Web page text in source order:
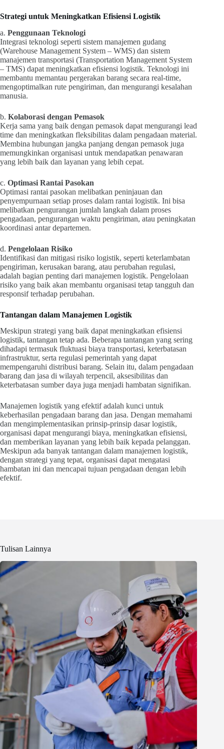
Strategi untuk Meningkatkan Efisiensi Logistik
a. Penggunaan Teknologi
Integrasi teknologi seperti sistem manajemen gudang
(Warehouse Management System – WMS) dan sistem
manajemen transportasi (Transportation Management System
– TMS) dapat meningkatkan efisiensi logistik. Teknologi ini
membantu memantau pergerakan barang secara real-time,
mengoptimalkan rute pengiriman, dan mengurangi kesalahan
manusia.
b. Kolaborasi dengan Pemasok
Kerja sama yang baik dengan pemasok dapat mengurangi lead
time dan meningkatkan fleksibilitas dalam pengadaan material.
Membina hubungan jangka panjang dengan pemasok juga
memungkinkan organisasi untuk mendapatkan penawaran
yang lebih baik dan layanan yang lebih cepat.
c. Optimasi Rantai Pasokan
Optimasi rantai pasokan melibatkan peninjauan dan
penyempurnaan setiap proses dalam rantai logistik. Ini bisa
melibatkan pengurangan jumlah langkah dalam proses
pengadaan, pengurangan waktu pengiriman, atau peningkatan
koordinasi antar departemen.
d. Pengelolaan Risiko
Identifikasi dan mitigasi risiko logistik, seperti keterlambatan
pengiriman, kerusakan barang, atau perubahan regulasi,
adalah bagian penting dari manajemen logistik. Pengelolaan
risiko yang baik akan membantu organisasi tetap tangguh dan
responsif terhadap perubahan.
Tantangan dalam Manajemen Logistik
Meskipun strategi yang baik dapat meningkatkan efisiensi
logistik, tantangan tetap ada. Beberapa tantangan yang sering
dihadapi termasuk fluktuasi biaya transportasi, keterbatasan
infrastruktur, serta regulasi pemerintah yang dapat
mempengaruhi distribusi barang. Selain itu, dalam pengadaan
barang dan jasa di wilayah terpencil, aksesibilitas dan
keterbatasan sumber daya juga menjadi hambatan signifikan.
Manajemen logistik yang efektif adalah kunci untuk
keberhasilan pengadaan barang dan jasa. Dengan memahami
dan mengimplementasikan prinsip-prinsip dasar logistik,
organisasi dapat mengurangi biaya, meningkatkan efisiensi,
dan memberikan layanan yang lebih baik kepada pelanggan.
Meskipun ada banyak tantangan dalam manajemen logistik,
dengan strategi yang tepat, organisasi dapat mengatasi
hambatan ini dan mencapai tujuan pengadaan dengan lebih
efektif.
Tulisan Lainnya